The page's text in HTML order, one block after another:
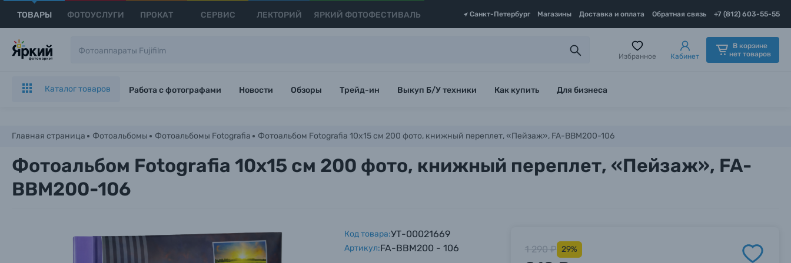
ТОВАРЫ ФОТОУСЛУГИ ПРОКАТ СЕРВИС ЛЕКТОРИЙ ЯРКИЙ ФОТОФЕСТИВАЛЬ Санкт-Петербург Магазины Доставка и оплата Обратная связь +7 (812) 603-55-55
Избранное Кабинет
В корзине
нет товаров
Каталог товаров Работа с фотографами Новости Обзоры Трейд-ин Выкуп Б/У техники Как купить Для бизнеса
Главная страница Фотоальбомы Фотоальбомы Fotografia Фотоальбом Fotografia 10x15 см 200 фото, книжный переплет, «Пейзаж», FA-BBM200-106
Фотоальбом Fotografia 10x15 см 200 фото, книжный переплет, «Пейзаж», FA-
BBM200-106
Код товара:УТ-00021669
Артикул:FA-BBM200 - 106 1 290 ₽ 29%